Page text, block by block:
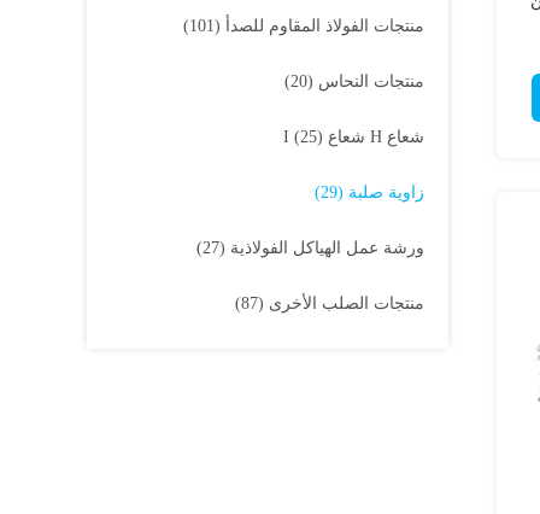
منتجات الفولاذ المقاوم للصدأ (101)
منتجات النحاس (20)
شعاع H شعاع I (25)
زاوية صلبة (29)
ورشة عمل الهياكل الفولاذية (27)
منتجات الصلب الأخرى (87)